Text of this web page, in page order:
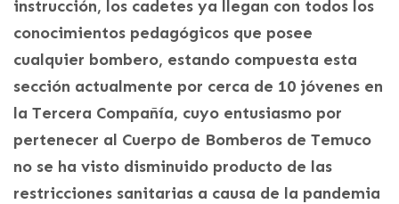
instrucción, los cadetes ya llegan con todos los
conocimientos pedagógicos que posee
cualquier bombero, estando compuesta esta
sección actualmente por cerca de 10 jóvenes en
la Tercera Compañía, cuyo entusiasmo por
pertenecer al Cuerpo de Bomberos de Temuco
no se ha visto disminuido producto de las
restricciones sanitarias a causa de la pandemia